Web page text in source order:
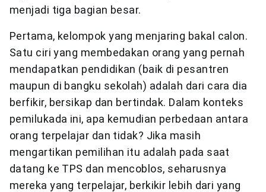
menjadi tiga bagian besar.
Pertama, kelompok yang menjaring bakal calon.
Satu ciri yang membedakan orang yang pernah
mendapatkan pendidikan (baik di pesantren
maupun di bangku sekolah) adalah dari cara dia
berfikir, bersikap dan bertindak. Dalam konteks
pemilukada ini, apa kemudian perbedaan antara
orang terpelajar dan tidak? Jika masih
mengartikan pemilihan itu adalah pada saat
datang ke TPS dan mencoblos, seharusnya
mereka yang terpelajar, berkikir lebih dari yang